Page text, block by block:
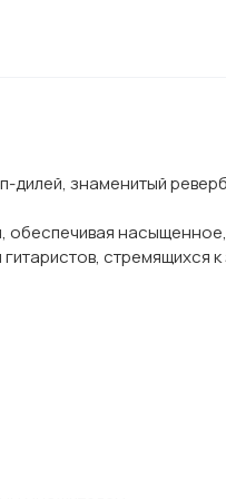
дилей, знаменитый
обеспечивая
стремящихся